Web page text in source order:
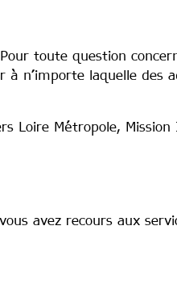
toute question
n’importe laquelle des
Loire Métropole,
avez recours aux